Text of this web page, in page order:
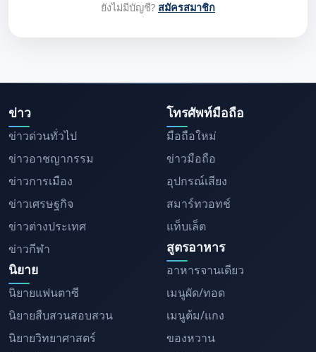
ยังไม่มีบัญชี? สมัครสมาชิก
ข่าว
ข่าวด่วนทั่วไป
ข่าวอาชญากรรม
ข่าวการเมือง
ข่าวเศรษฐกิจ
ข่าวต่างประเทศ
ข่าวกีฬา
นิยาย
นิยายแฟนตาซี
นิยายสืบสวนสอบสวน
นิยายวิทยาศาสตร์
โทรศัพท์มือถือ
มือถือใหม่
ข่าวมือถือ
อุปกรณ์เสียง
สมาร์ทวอทช์
แท็บเล็ต
สูตรอาหาร
อาหารจานเดียว
เมนูผัด/ทอด
เมนูต้ม/แกง
ของหวาน